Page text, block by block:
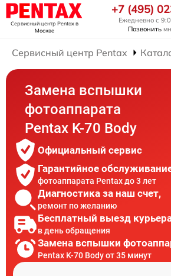
Сервисный центр Pentaxв
Москве
+7 (495)
Ежедневно с
Позвонить
Сервисный центр Pentax
Замена вспышки
фотоаппарата
Pentax K-70 Body
Официальный сервис
Гарантийное
фотоаппарата Pentax до 3 лет
Диагностика за наш счет,
ремонт по желанию
Бесплатный выезд
в день обращения
Замена вспышки
Pentax K-70 Body от 35 минут